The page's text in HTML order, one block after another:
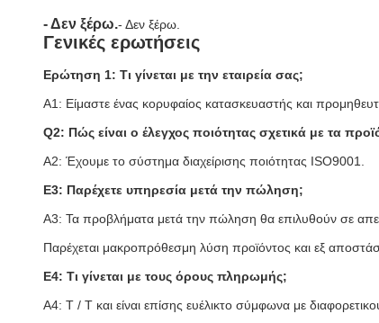
- Δεν ξέρω.- Δεν ξέρω.
Γενικές ερωτήσεις
Ερώτηση 1: Τι γίνεται με την εταιρεία σας;
Α1: Είμαστε ένας κορυφαίος κατασκευαστής και
Q2: Πώς είναι ο έλεγχος ποιότητας σχετικά με τα
Α2: Έχουμε το σύστημα διαχείρισης ποιότητας ISO9001.
Ε3: Παρέχετε υπηρεσία μετά την πώληση;
Α3: Τα προβλήματα μετά την πώληση θα επιλυθούν σε
Παρέχεται μακροπρόθεσμη λύση προϊόντος και εξ
Ε4: Τι γίνεται με τους όρους πληρωμής;
Α4: T / T και είναι επίσης ευέλικτο σύμφωνα με